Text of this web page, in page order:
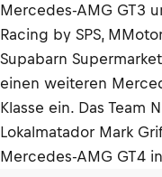
Mercedes-AMG GT3
Racing by SPS,
Supabarn
einen weiteren
Klasse ein. Das Team
Lokalmatador Mark
Mercedes-AMG GT4